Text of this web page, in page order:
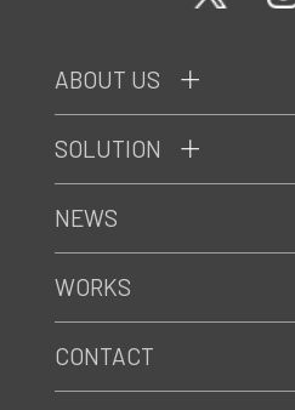
ABOUT US
SOLUTION
NEWS
WORKS
CONTACT